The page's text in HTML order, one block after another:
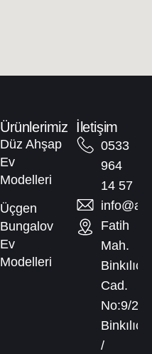
Ürünlerimiz
Düz Ahşap
Ev
Modelleri
Üçgen
Bungalov
Ev
Modelleri
İletişim
0533
964
14 57
Fatih
Mah.
Binkılıç
Cad.
No:9/2
Binkılıç
/